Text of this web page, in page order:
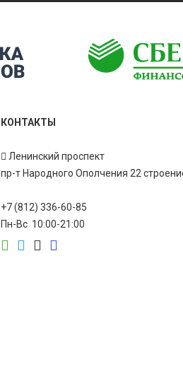
КОНТАКТЫ
Ленинский проспект
пр-т Народного Ополчения 22
+7 (812) 336-60-85
Пн-Вс 10:00-21:00